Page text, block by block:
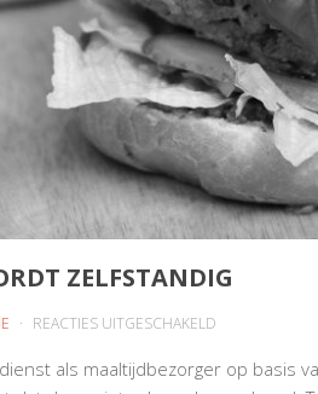
ZELFSTANDIG
REACTIES UITGESCHAKELD
WORDT
als maaltijdbezorger op basis